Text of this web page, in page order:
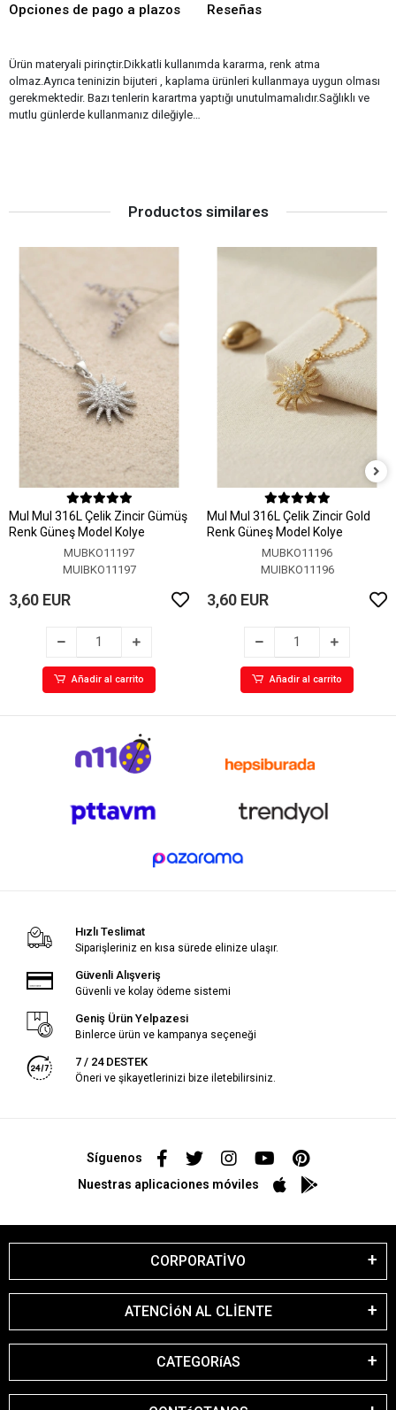
Opciones de pago a plazos Reseñas
Ürün materyali pirinçtir.Dikkatli kullanımda kararma, renk atma
olmaz.Ayrıca teninizin bijuteri , kaplama ürünleri kullanmaya uygun olması
gerekmektedir. Bazı tenlerin karartma yaptığı unutulmamalıdır.Sağlıklı ve
mutlu günlerde kullanmanız dileğiyle…
Productos similares
MuI MuI 316L Çelik Zincir Gümüş
Renk Güneş Model Kolye
MUBKO11197
MUIBKO11197
3,60 EUR
Añadir al carrito
MuI MuI 316L Çelik Zincir Gold
Renk Güneş Model Kolye
MUBKO11196
MUIBKO11196
3,60 EUR
Añadir al carrito
Hızlı Teslimat
Siparişleriniz en kısa sürede elinize ulaşır.
Güvenli Alışveriş
Güvenli ve kolay ödeme sistemi
Geniş Ürün Yelpazesi
Binlerce ürün ve kampanya seçeneği
7 / 24 DESTEK
Öneri ve şikayetlerinizi bize iletebilirsiniz.
Síguenos
Nuestras aplicaciones móviles
CORPORATİVO
ATENCİóN AL CLİENTE
CATEGORíAS